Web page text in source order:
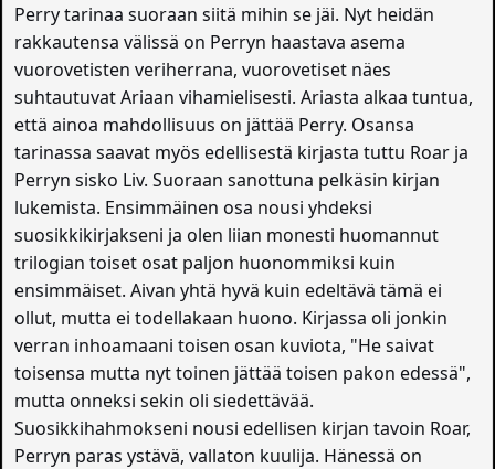
Perry tarinaa suoraan siitä mihin se jäi. Nyt heidän
rakkautensa välissä on Perryn haastava asema
vuorovetisten veriherrana, vuorovetiset näes
suhtautuvat Ariaan vihamielisesti. Ariasta alkaa tuntua,
että ainoa mahdollisuus on jättää Perry. Osansa
tarinassa saavat myös edellisestä kirjasta tuttu Roar ja
Perryn sisko Liv. Suoraan sanottuna pelkäsin kirjan
lukemista. Ensimmäinen osa nousi yhdeksi
suosikkikirjakseni ja olen liian monesti huomannut
trilogian toiset osat paljon huonommiksi kuin
ensimmäiset. Aivan yhtä hyvä kuin edeltävä tämä ei
ollut, mutta ei todellakaan huono. Kirjassa oli jonkin
verran inhoamaani toisen osan kuviota, "He saivat
toisensa mutta nyt toinen jättää toisen pakon edessä",
mutta onneksi sekin oli siedettävää.
Suosikkihahmokseni nousi edellisen kirjan tavoin Roar,
Perryn paras ystävä, vallaton kuulija. Hänessä on